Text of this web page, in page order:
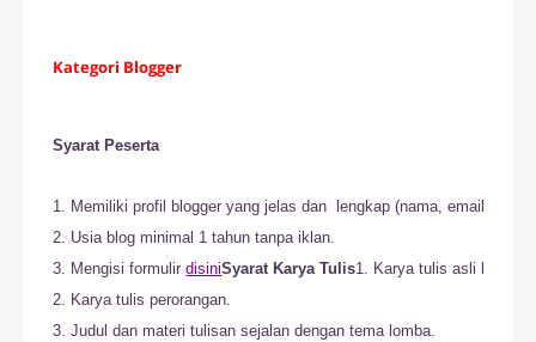
Kategori Blogger
Syarat Peserta
1. Memiliki profil
blogger yang jelas dan  lengkap (nama, email)
2. Usia blog minimal 1 tahun tanpa iklan.
3. Mengisi formulir disiniSyarat Karya Tulis1. Karya tulis asli bukan
2. Karya tulis perorangan.
3. Judul dan materi tulisan sejalan dengan tema lomba.